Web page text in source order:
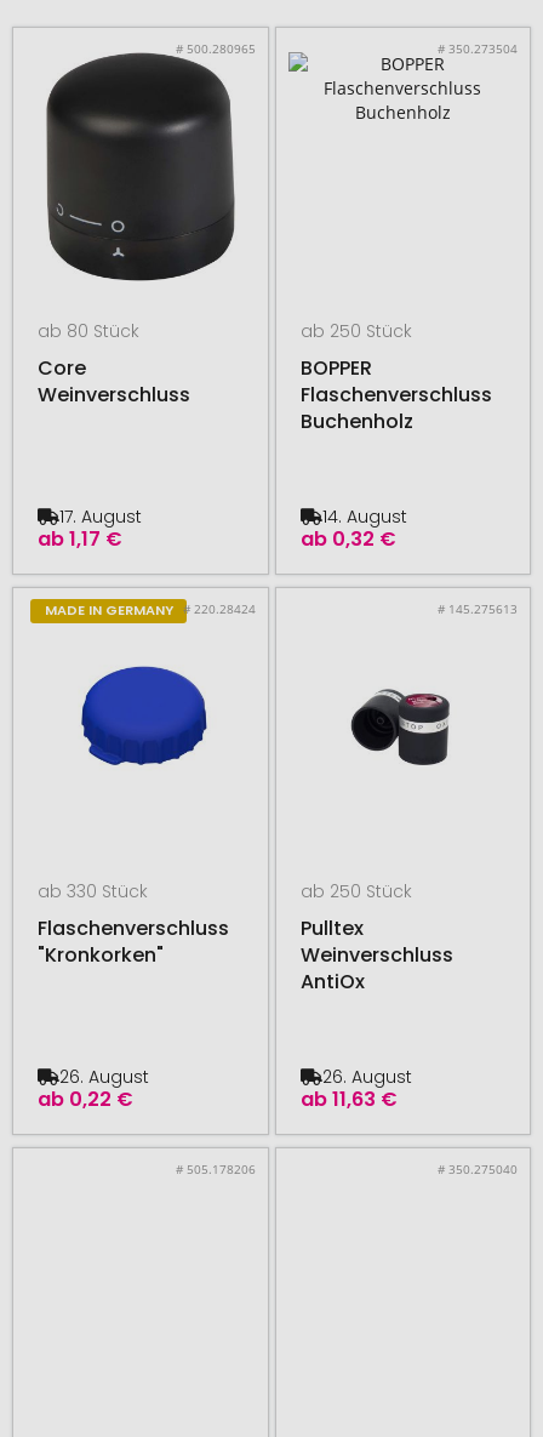
# 500.280965
ab 80 Stück
Core
Weinverschluss
ab1,17 €
17. August
# 350.273504
ab 250 Stück
BOPPER
Flaschenverschluss
Buchenholz
ab 0,32 €
14. August
MADE IN GERMANY # 220.28424
ab 330 Stück
Flaschenverschluss
"Kronkorken"
ab 0,22 €
26. August
# 145.275613
ab 250 Stück
Pulltex
Weinverschluss
AntiOx
ab11,63 €
26. August
# 505.178206 # 350.275040